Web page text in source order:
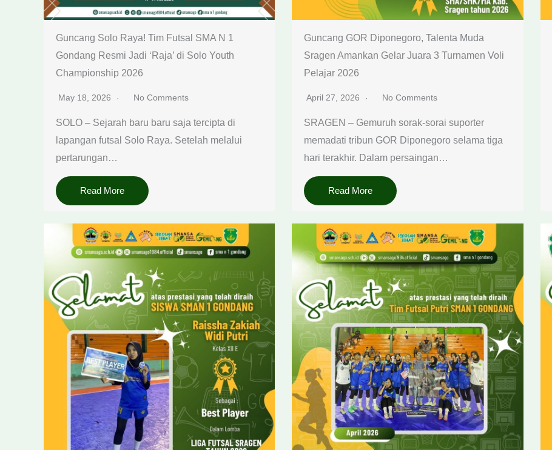
Guncang Solo Raya! Tim Futsal SMA N 1
Gondang Resmi Jadi ‘Raja’ di Solo Youth
Championship 2026
May 18, 2026 No Comments
SOLO – Sejarah baru baru saja tercipta di
lapangan futsal Solo Raya. Setelah melalui
pertarungan…
Read More
Guncang GOR Diponegoro, Talenta Muda
Sragen Amankan Gelar Juara 3 Turnamen Voli
Pelajar 2026
April 27, 2026 No Comments
SRAGEN – Gemuruh sorak-sorai suporter
memadati tribun GOR Diponegoro selama tiga
hari terakhir. Dalam persaingan…
Read More